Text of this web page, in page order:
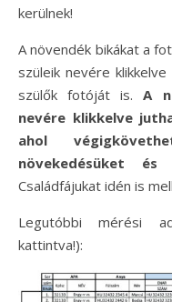
kerülnek!
A növendék bikákat a
szüleik nevére
szülők fotóját is.A
nevére klikkelve
ahol
növekedésüket és
Családfájukat idén is
Legutóbbi mérési
kattintva!):